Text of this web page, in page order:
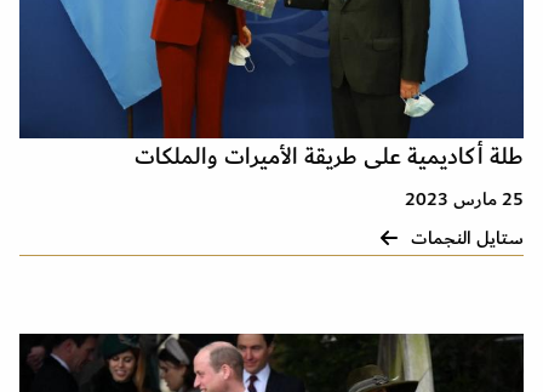
طلة أكاديمية على طريقة الأميرات والملكات
25 مارس 2023
ستايل النجمات